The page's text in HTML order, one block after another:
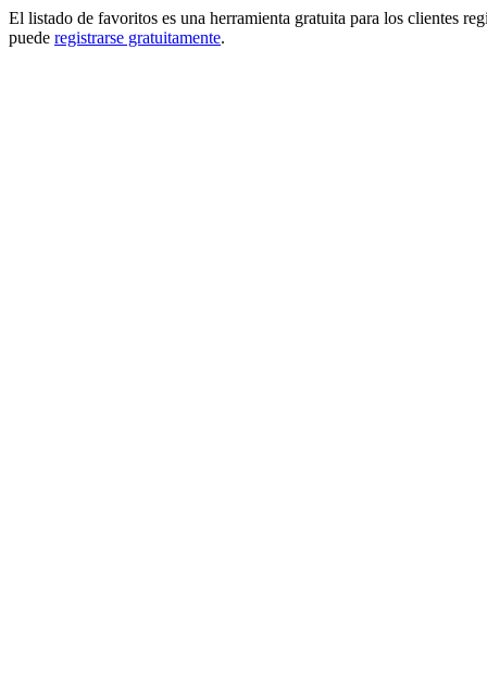
El listado de favoritos es una herramienta gratuita para los clientes
puede registrarse gratuitamente.